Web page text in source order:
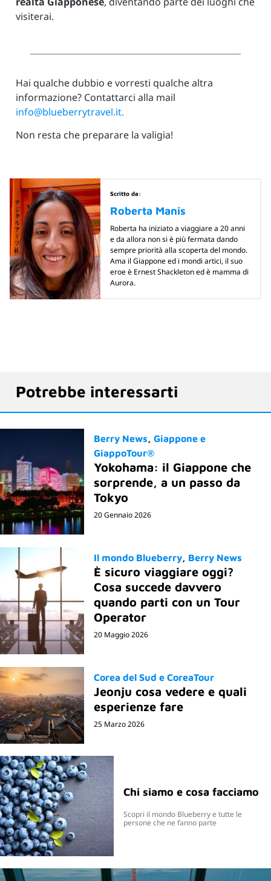
visiterai.
Hai qualche dubbio e vorresti qualche altra
informazione? Contattarci alla mail
info@blueberrytravel.it.
Non resta che preparare la valigia!
Scritto da:
Roberta Manis
Roberta ha iniziato a viaggiare a 20 anni
e da allora non si è più fermata dando
sempre priorità alla scoperta del mondo.
Ama il Giappone ed i mondi artici, il suo
eroe è Ernest Shackleton ed è mamma di
Aurora.
Potrebbe interessarti
Berry News
Giappone e
GiappoTour®
Yokohama: il Giappone che
sorprende, a un passo da
Tokyo
20 Gennaio 2026
Il mondo Blueberry Berry News
È sicuro viaggiare oggi?
Cosa succede davvero
quando parti con un Tour
Operator
20 Maggio 2026
Corea del Sud e CoreaTour
Jeonju cosa vedere e quali
esperienze fare
25 Marzo 2026
Chi siamo e cosa facciamo
Scopri il mondo Blueberry e tutte le
persone che ne fanno parte